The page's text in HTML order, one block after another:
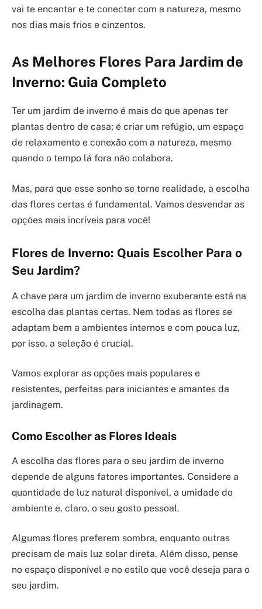
vai te encantar e te conectar com a natureza, mesmo
nos dias mais frios e cinzentos.
As Melhores Flores Para Jardim de
Inverno: Guia Completo
Ter um jardim de inverno é mais do que apenas ter
plantas dentro de casa; é criar um refúgio, um espaço
de relaxamento e conexão com a natureza, mesmo
quando o tempo lá fora não colabora.
Mas, para que esse sonho se torne realidade, a escolha
das flores certas é fundamental. Vamos desvendar as
opções mais incríveis para você!
Flores de Inverno: Quais Escolher Para o
Seu Jardim?
A chave para um jardim de inverno exuberante está na
escolha das plantas certas. Nem todas as flores se
adaptam bem a ambientes internos e com pouca luz,
por isso, a seleção é crucial.
Vamos explorar as opções mais populares e
resistentes, perfeitas para iniciantes e amantes da
jardinagem.
Como Escolher as Flores Ideais
A escolha das flores para o seu jardim de inverno
depende de alguns fatores importantes. Considere a
quantidade de luz natural disponível, a umidade do
ambiente e, claro, o seu gosto pessoal.
Algumas flores preferem sombra, enquanto outras
precisam de mais luz solar direta. Além disso, pense
no espaço disponível e no estilo que você deseja para o
seu jardim.